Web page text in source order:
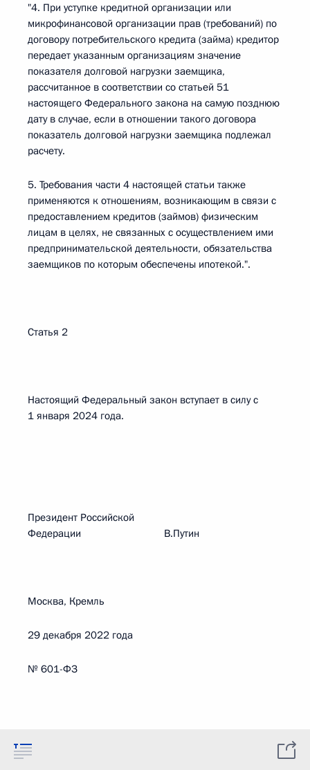
"4. При уступке кредитной организации или
микрофинансовой организации прав (требований) по
договору потребительского кредита (займа) кредитор
передает указанным организациям значение
показателя долговой нагрузки заемщика,
рассчитанное в соответствии со статьей 51
настоящего Федерального закона на самую позднюю
дату в случае, если в отношении такого договора
показатель долговой нагрузки заемщика подлежал
расчету.
5. Требования части 4 настоящей статьи также
применяются к отношениям, возникающим в связи с
предоставлением кредитов (займов) физическим
лицам в целях, не связанных с осуществлением ими
предпринимательской деятельности, обязательства
заемщиков по которым обеспечены ипотекой.".
Статья 2
Настоящий Федеральный закон вступает в силу с
1 января 2024 года.
Президент Российской
Федерации В.Путин
Москва, Кремль
29 декабря 2022 года
№ 601-ФЗ